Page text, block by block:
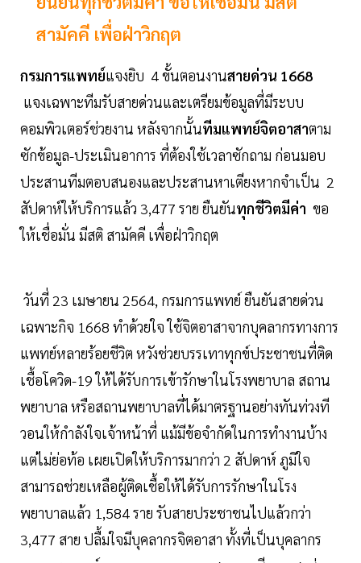
สามัคคี เพื่อฝ่าวิกฤต
กรมการแพทย์แจงยิบ 4 ขั้นตอนงานสายด่วน 1668
แจงเฉพาะทีมรับสายด่วนและเตรียมข้อมูลที่มีระบบ
คอมพิวเตอร์ช่วยงาน หลังจากนั้นทีมแพทย์จิตอาสาตาม
ซักข้อมูล-ประเมินอาการ ที่ต้องใช้เวลาซักถาม ก่อนมอบ
ประสานทีมตอบสนองและประสานหาเตียงหากจำเป็น 2
สัปดาห์ให้บริการแล้ว 3,477 ราย ยืนยันทุกชีวิตมีค่า ขอ
ให้เชื่อมั่น มีสติ สามัคคี เพื่อฝ่าวิกฤต
วันที่ 23 เมษายน 2564, กรมการแพทย์ ยืนยันสายด่วน
เฉพาะกิจ 1668 ทำด้วยใจ ใช้จิตอาสาจากบุคลากรทางการ
แพทย์หลายร้อยชีวิต หวังช่วยบรรเทาทุกข์ประชาชนที่ติด
เชื้อโควิด-19 ให้ได้รับการเข้ารักษาในโรงพยาบาล สถาน
พยาบาล หรือสถานพยาบาลที่ได้มาตรฐานอย่างทันท่วงที
วอนให้กำลังใจเจ้าหน้าที่ แม้มีข้อจำกัดในการทำงานบ้าง
แต่ไม่ย่อท้อ เผยเปิดให้บริการมากว่า 2 สัปดาห์ ภูมิใจ
สามารถช่วยเหลือผู้ติดเชื้อให้ได้รับการรักษาในโรง
พยาบาลแล้ว 1,584 ราย รับสายประชาชนไปแล้วกว่า
3,477 สาย ปลื้มใจมีบุคลากรจิตอาสา ทั้งที่เป็นบุคลากร